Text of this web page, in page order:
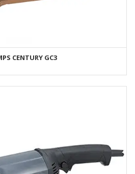
AÑADIR AL CARRITO
CENTURY GC3